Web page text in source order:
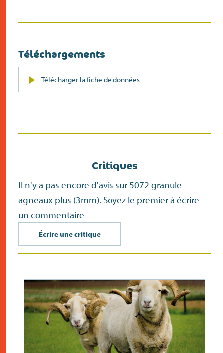
Téléchargements
Télécharger la fiche de donnéesPDF
(s’ouvre
Critiques
Il n'y a pas encore d'avis sur 5072 granule
agneaux plus (3mm). Soyez le premier à écrire
un commentaire
Écrire une critique